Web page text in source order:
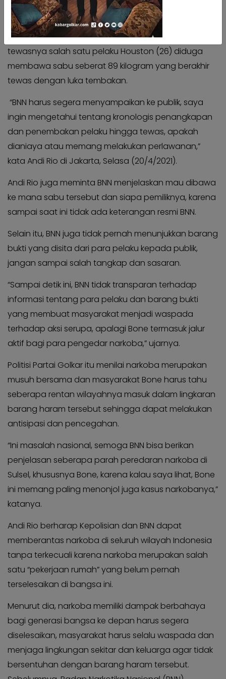
Kabar
Pilkada
Opini
Kabar
Kader
Kabar
Kabar
Kabar
Kabinet
Kabar
UKM
DPP
Pojok
Kagol
Kabar
Photo
Kabar
Pilkada
Opini
Kabar
Kader
Kabar
Kabar
Kabar
DPP
Pojok
Kagol
KABAR
Sulawesi Selatan.
Dia juga meminta BNN menjelaskan kronologi
tewasnya salah satu pelaku Houston (26) diduga
membawa sabu seberat 89 kilogram yang berakhir
tewas dengan luka tembakan.
“BNN harus segera menyampaikan ke publik, saya
ingin mengetahui tentang kronologis penangkapan
dan penembakan pelaku hingga tewas, apakah
dianiaya atau memang melakukan perlawanan,”
kata Andi Rio di Jakarta, Selasa (20/4/2021).
Andi Rio juga meminta BNN menjelaskan mau dibawa
ke mana sabu tersebut dan siapa pemiliknya, karena
sampai saat ini tidak ada keterangan resmi BNN.
Selain itu, BNN juga tidak pernah menunjukkan barang
bukti yang disita dari para pelaku kepada publik,
jangan sampai salah tangkap dan sasaran.
“Sampai detik ini, BNN tidak transparan terhadap
informasi tentang para pelaku dan barang bukti
yang membuat masyarakat menjadi waspada
terhadap aksi serupa, apalagi Bone termasuk jalur
aktif bagi para pengedar narkoba,” ujarnya.
Politisi Partai Golkar itu menilai narkoba merupakan
musuh bersama dan masyarakat Bone harus tahu
seberapa rentan wilayahnya masuk dalam lingkaran
barang haram tersebut sehingga dapat melakukan
antisipasi dan pencegahan.
“Ini masalah nasional, semoga BNN bisa berikan
penjelasan seberapa parah peredaran narkoba di
Sulsel, khususnya Bone, karena kalau saya lihat, Bone
ini memang paling menonjol juga kasus narkobanya,”
katanya.
Andi Rio berharap Kepolisian dan BNN dapat
memberantas narkoba di seluruh wilayah Indonesia
tanpa terkecuali karena narkoba merupakan salah
satu “pekerjaan rumah” yang belum pernah
terselesaikan di bangsa ini.
Menurut dia, narkoba memiliki dampak berbahaya
bagi generasi bangsa ke depan harus segera
diselesaikan, masyarakat harus selalu waspada dan
menjaga lingkungan sekitar dan keluarga agar tidak
bersentuhan dengan barang haram tersebut.